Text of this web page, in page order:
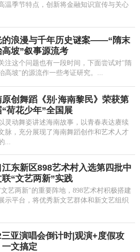
温季节特点，创新将金融知识宣传与关心
的浪漫与千年历史谜案——“隋末
坡”叙事源流考
注这个问题也有一段时间，下面尝试对"隋
高坡"的源流作一些考证研究。...
创舞蹈《别·海南黎民》荣获第
“荷花少年”全国展
灵动舞姿讲述海南故事，以青春表达赓续
脉，充分展现了海南舞蹈创作和艺术人才
...
东新区898艺术村入选第四批中
联“文艺两新”实践
艺两新"的重要阵地，898艺术村积极搭建
示平台，将优秀新文艺群体和新文艺组织
亚演唱会倒计时|观演+度假攻
文搞定